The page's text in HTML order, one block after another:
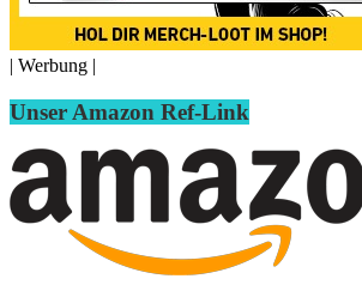
| Werbung |
Unser Amazon Ref-Link